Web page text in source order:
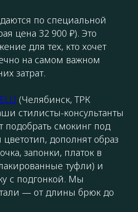
по специальной
цена 32 900 ₽). Это
для тех, кто хочет
на самом важном
затрат.
(Челябинск, ТРК
стилисты-консультанты
подобрать смокинг под
дополнят образ
запонки, платок в
туфли) и
с подгонкой. Мы
— от длины брюк до